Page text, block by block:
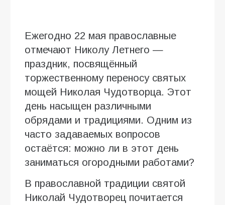
Ежегодно 22 мая православные
отмечают Николу Летнего —
праздник, посвящённый
торжественному переносу святых
мощей Николая Чудотворца. Этот
день насыщен различными
обрядами и традициями. Одним из
часто задаваемых вопросов
остаётся: можно ли в этот день
заниматься огородными работами?
В православной традиции святой
Николай Чудотворец почитается